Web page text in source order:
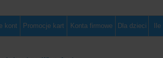
kont Promocje kart Konta firmowe Dla dzieci